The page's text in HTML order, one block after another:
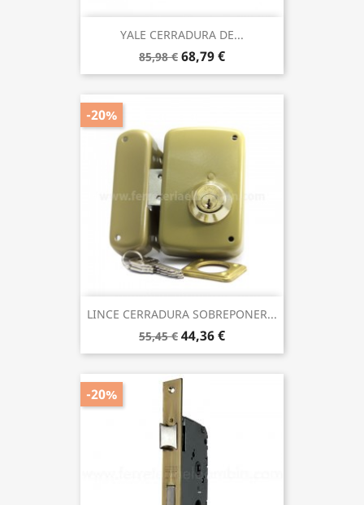
YALE CERRADURA DE...
85,98 € 68,79 €
LINCE CERRADURA SOBREPONER...
55,45 € 44,36 €
-20%
-20%